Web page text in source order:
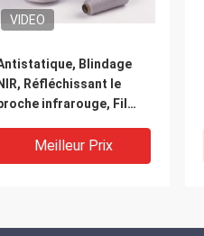
VIDEO
Blindage
Réfléchissant le
infrarouge, Fil
réflectanceMeilleur Prix